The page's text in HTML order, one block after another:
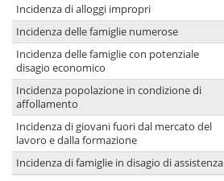
Incidenza di alloggi impropri
Incidenza delle famiglie numerose
Incidenza delle famiglie con potenziale
disagio economico
Incidenza popolazione in condizione di
affollamento
Incidenza di giovani fuori dal mercato del
lavoro e dalla formazione
Incidenza di famiglie in disagio di assistenza